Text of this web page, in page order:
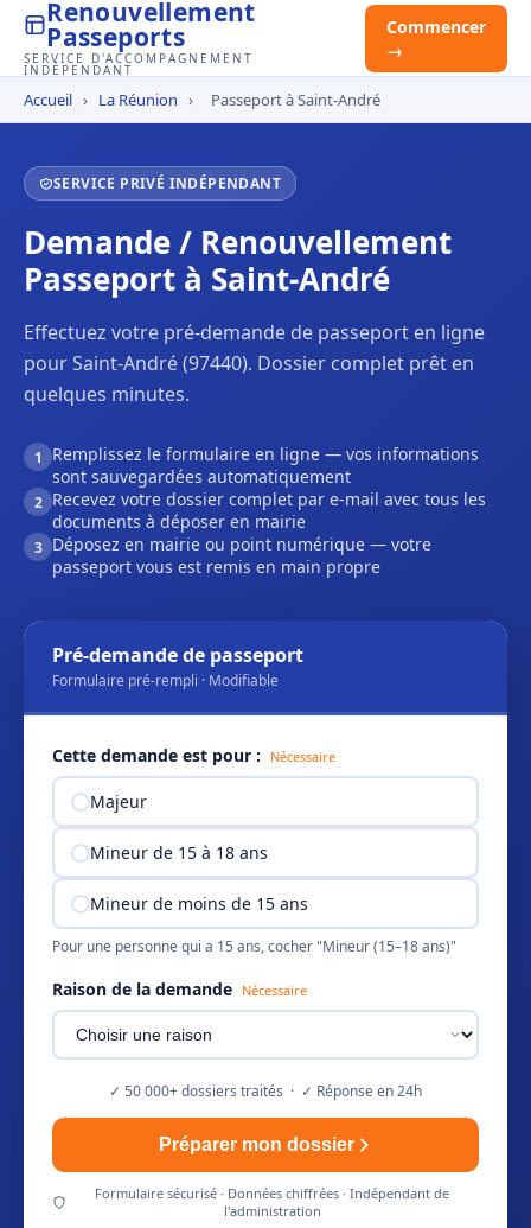
Renouvellement
Passeports
SERVICE D'ACCOMPAGNEMENT
INDÉPENDANT
Commencer
→
Accueil › La Réunion › Passeport à Saint-André
SERVICE PRIVÉ INDÉPENDANT
Demande / Renouvellement
Passeport à Saint-André
Effectuez votre pré-demande de passeport en ligne
pour Saint-André (97440). Dossier complet prêt en
quelques minutes.
1
Remplissez le formulaire en ligne — vos informations
sont sauvegardées automatiquement
2 Recevez votre dossier complet par e-mail avec tous les
documents à déposer en mairie
3 Déposez en mairie ou point numérique — votre
passeport vous est remis en main propre
Pré-demande de passeport
Formulaire pré-rempli · Modifiable
Cette demande est pour : Nécessaire
Majeur
Mineur de 15 à 18 ans
Mineur de moins de 15 ans
Pour une personne qui a 15 ans, cocher "Mineur (15–18 ans)"
Raison de la demande Nécessaire
✓ 50 000+ dossiers traités · ✓ Réponse en 24h
Préparer mon dossier
Formulaire sécurisé · Données chiffrées · Indépendant de
l'administration